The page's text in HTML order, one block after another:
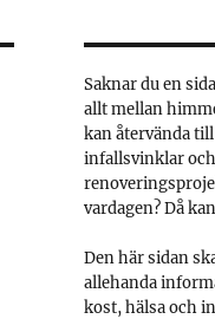
Saknar du en
allt mellan
kan återvända
infallsvinklar
vardagen? Då
Den här sidan
allehanda
kost, hälsa och